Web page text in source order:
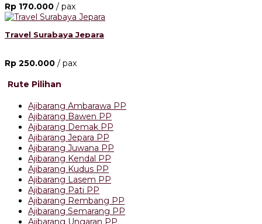
Rp 170.000 / pax
Travel Surabaya Jepara
Rp 250.000 / pax
Rute Pilihan
Ajibarang Ambarawa PP
Ajibarang Bawen PP
Ajibarang Demak PP
Ajibarang Jepara PP
Ajibarang Juwana PP
Ajibarang Kendal PP
Ajibarang Kudus PP
Ajibarang Lasem PP
Ajibarang Pati PP
Ajibarang Rembang PP
Ajibarang Semarang PP
Ajibarang Ungaran PP